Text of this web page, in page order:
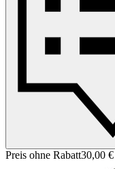
Preis ohne Rabatt30,00 €